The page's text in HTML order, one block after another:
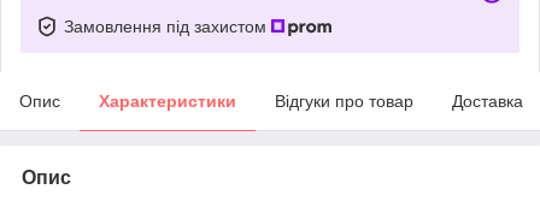
Замовлення під захистом
Опис Характеристики Відгуки про товар Доставка
Опис